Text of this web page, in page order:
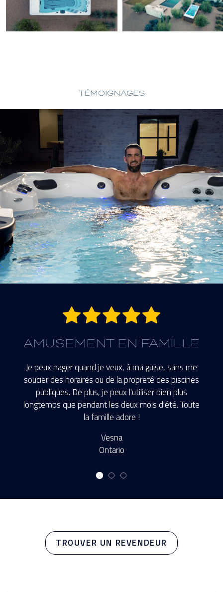
TÉMOIGNAGES
AMUSEMENT EN FAMILLE
Je peux nager quand je veux, à ma guise, sans me
soucier des horaires ou de la propreté des piscines
publiques. De plus, je peux l'utiliser bien plus
longtemps que pendant les deux mois d'été. Toute
la famille adore !
Vesna
Ontario
TROUVER UN REVENDEUR